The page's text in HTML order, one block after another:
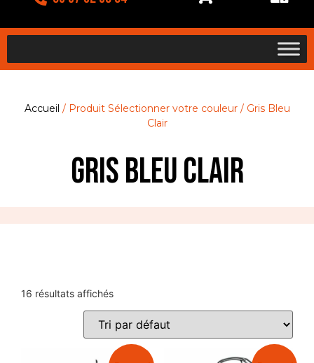
Accueil / Produit Sélectionner votre couleur / Gris Bleu
Clair
Gris Bleu Clair
16 résultats affichés